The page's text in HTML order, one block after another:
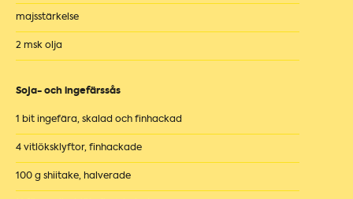
majsstärkelse
2 msk olja
Soja- och ingefärssås
1 bit ingefära, skalad och finhackad
4 vitlöksklyftor, finhackade
100 g shiitake, halverade